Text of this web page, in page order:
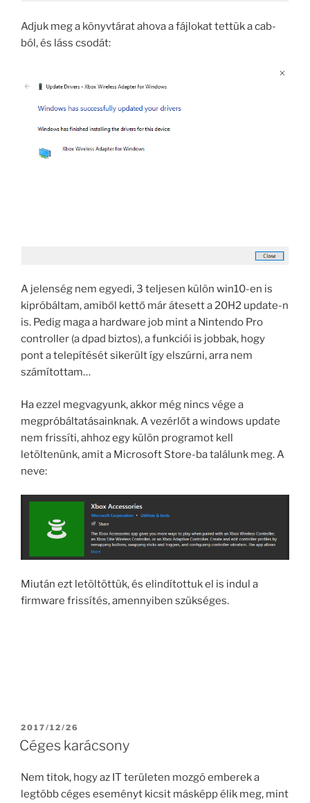
Adjuk meg a könyvtárat ahova a fájlokat tettük a cab-
ból, és láss csodát:
A jelenség nem egyedi, 3 teljesen külön win10-en is
kipróbáltam, amiből kettő már átesett a 20H2 update-n
is. Pedig maga a hardware job mint a Nintendo Pro
controller (a dpad biztos), a funkciói is jobbak, hogy
pont a telepítését sikerült így elszúrni, arra nem
számítottam…
Ha ezzel megvagyunk, akkor még nincs vége a
megpróbáltatásainknak. A vezérlőt a windows update
nem frissíti, ahhoz egy külön programot kell
letöltenünk, amit a Microsoft Store-ba találunk meg. A
neve:
Miután ezt letöltöttük, és elindítottuk el is indul a
firmware frissítés, amennyiben szükséges.
POSTED
ON
2017/12/26
Céges karácsony
Nem titok, hogy az IT területen mozgó emberek a
legtöbb céges eseményt kicsit másképp élik meg, mint